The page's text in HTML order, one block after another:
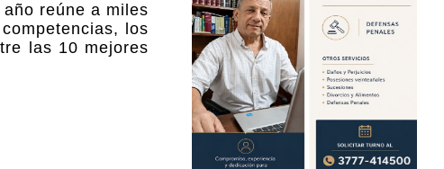
reúne a miles
los
las 10 mejores